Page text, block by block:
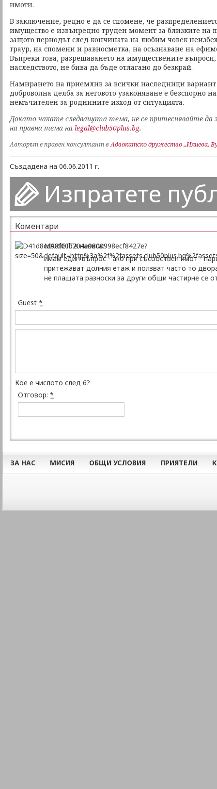
имоти.
В заключение, редно е да се спомене, че
имущество е извънредно труден момент за близките на
защото периодът след кончината на любим човек
траур, на спомени и равносметка, на осъзнаване на
Въпреки това, разрешаването на имуществените
наследството, не бива да бъде отлагано до безкрай.
Намирането на приемлив за всички наследници
доброволна делба за неговото узаконяване е безспорно
немъчителен за роднините изход от ситуацията.
Докато чакате следващата тема, не се притеснявайте да
на правна тема на legal@club50plus.bg.
Авторът е правен консултант вАдвокатско дружество „Илиева,
Създадена на 06.06.2011 г.
Изпратете
Коментари
MARIETTA написа:
имам един въпрос - ако при съсобствен имот -
притежават долния етаж и ползват часто то
не плащата разноски за други общи частирне се
Guest *
Кое е числото след 6?
Отговор: *
ЗА НАС МИСИЯ ОБЩИ УСЛОВИЯ ПРИЯТЕЛИ